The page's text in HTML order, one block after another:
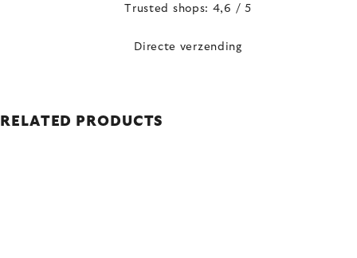
Trusted shops: 4,6 / 5
Directe verzending
RELATED PRODUCTS